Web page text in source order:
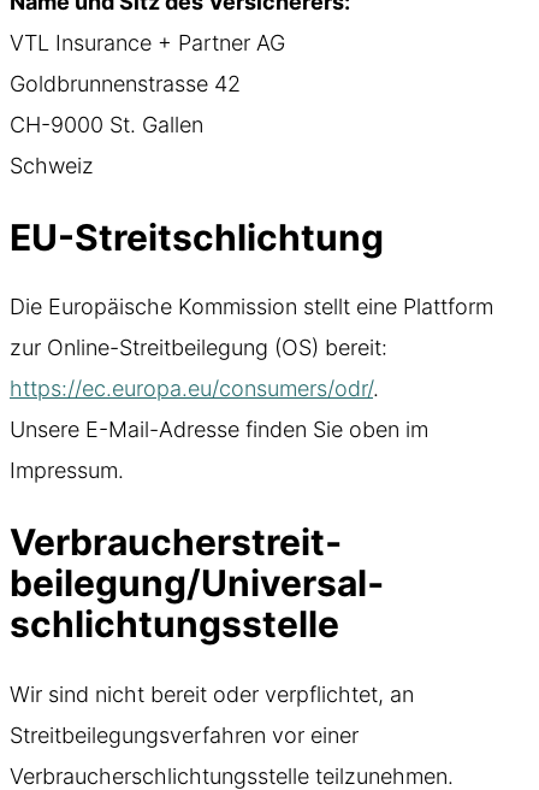
VTL Insurance + Partner AG
Goldbrunnenstrasse 42
CH-9000 St. Gallen
Schweiz
EU-Streitschlichtung
Die Europäische Kommission stellt eine Plattform
zur Online-Streitbeilegung (OS) bereit:
https://ec.europa.eu/consumers/odr/.
Unsere E-Mail-Adresse finden Sie oben im
Impressum.
Verbraucher­streit­
beilegung/Universal­
schlichtungs­stelle
Wir sind nicht bereit oder verpflichtet, an
Streitbeilegungsverfahren vor einer
Verbraucherschlichtungsstelle teilzunehmen.